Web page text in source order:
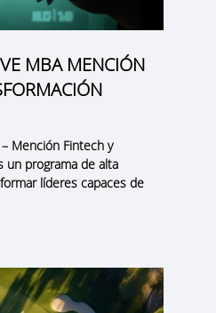
MBA MENCIÓN
Mención Fintech y
un programa de alta
líderes capaces de